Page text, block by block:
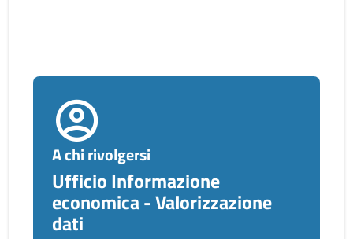
A chi rivolgersi
Ufficio Informazione
economica - Valorizzazione
dati